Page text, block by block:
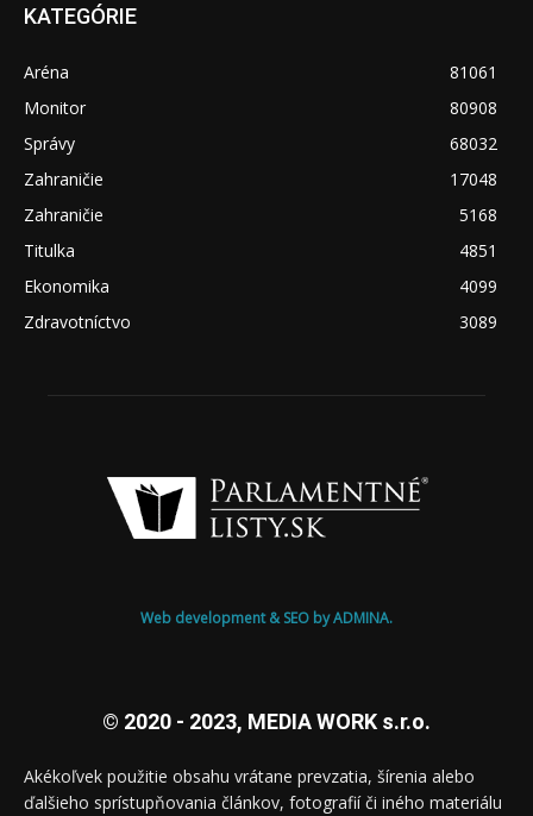
KATEGÓRIE
Aréna
81061
Monitor
80908
Správy
68032
Zahraničie
17048
Zahraničie
5168
Titulka
4851
Ekonomika
4099
Zdravotníctvo
3089
Web development & SEO by ADMINA.
© 2020 - 2023, MEDIA WORK s.r.o.
Akékoľvek použitie obsahu vrátane prevzatia, šírenia alebo
ďalšieho sprístupňovania článkov, fotografií či iného materiálu